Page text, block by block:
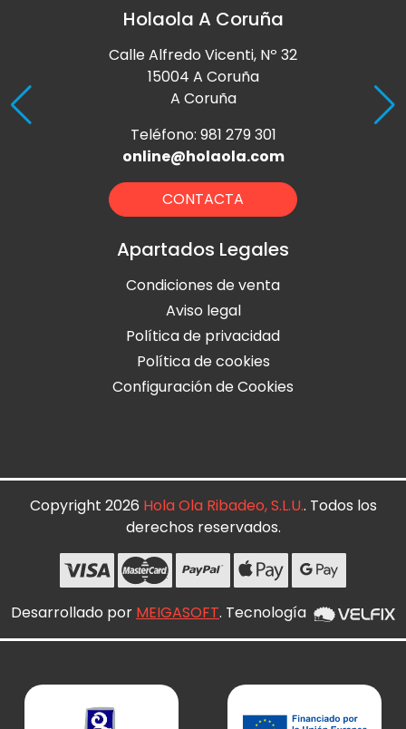
Holaola A Coruña
Calle Alfredo Vicenti, Nº 32
15004 A Coruña
A Coruña
Teléfono: 981 279 301
online@holaola.com
CONTACTA
Apartados Legales
Condiciones de venta
Aviso legal
Política de privacidad
Política de cookies
Configuración de Cookies
Copyright 2026 Hola Ola Ribadeo, S.L.U.. Todos los
derechos reservados.
Desarrollado por MEIGASOFT. Tecnología